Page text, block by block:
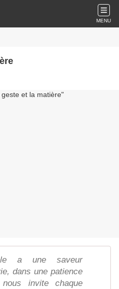
MENU
a une saveur
dans une patience
invite chaque